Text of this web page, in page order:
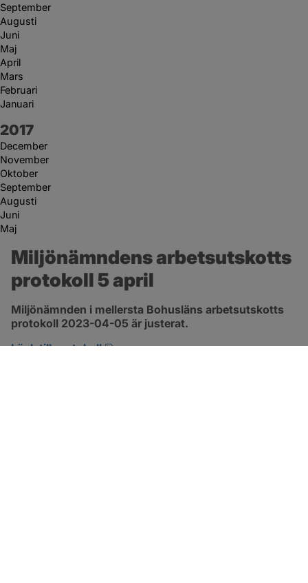
September
Augusti
Juni
Maj
April
Mars
Februari
Januari
År:
2017
December
November
Oktober
September
Augusti
Juni
Maj
Miljönämndens arbetsutskotts
protokoll 5 april
Miljönämnden i mellersta Bohusläns arbetsutskotts
protokoll 2023-04-05 är justerat.
Länk till protokoll
pdf, 257.8 kB, öppnas i nytt fönster.